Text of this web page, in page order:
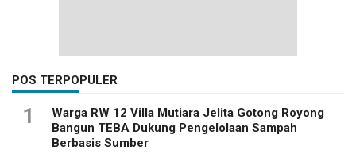
POS TERPOPULER
1
Warga RW 12 Villa Mutiara Jelita Gotong Royong
Bangun TEBA Dukung Pengelolaan Sampah
Berbasis Sumber